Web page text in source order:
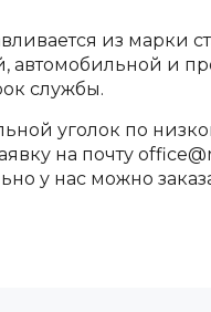
из
автомобильной и
службы.
уголок по
на почту
у нас можно